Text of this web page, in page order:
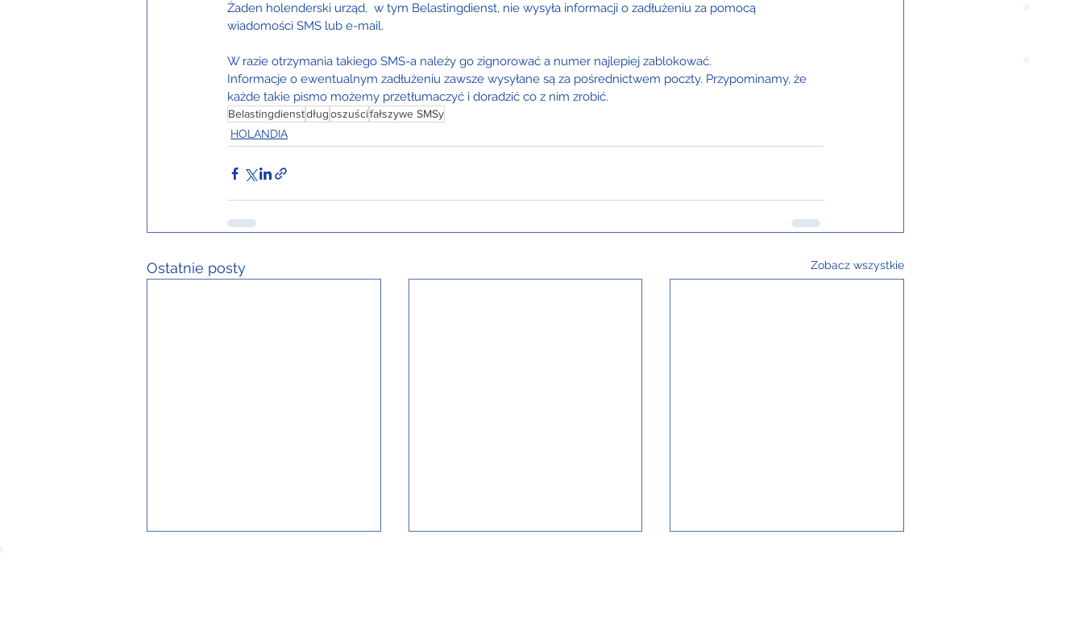
Żaden holenderski urząd,  w tym Belastingdienst, nie wysyła informacji o zadłużeniu za pomocą
wiadomości SMS lub e-mail.
W razie otrzymania takiego SMS-a należy go zignorować a numer najlepiej zablokować.
Informacje o ewentualnym zadłużeniu zawsze wysyłane są za pośrednictwem poczty. Przypominamy, że
każde takie pismo możemy przetłumaczyć i doradzić co z nim zrobić.
Belastingdienstdługoszuścifałszywe SMSy
HOLANDIA
Ostatnie posty Zobacz wszystkie